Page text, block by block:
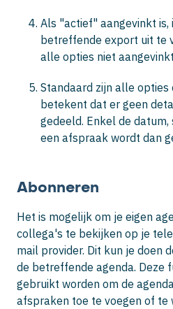
Als "actief" aangevinkt is,
betreffende export uit te
alle opties niet
Standaard zijn alle opties
betekent dat er geen
gedeeld. Enkel de
een afspraak wordt dan
Abonneren
Het is mogelijk om je eigen
collega's te bekijken op je
mail provider. Dit kun je doen
de betreffende agenda. Deze
gebruikt worden om de
afspraken toe te voegen of te